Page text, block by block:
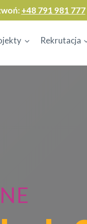
+48 791 981 777
Rekrutacja